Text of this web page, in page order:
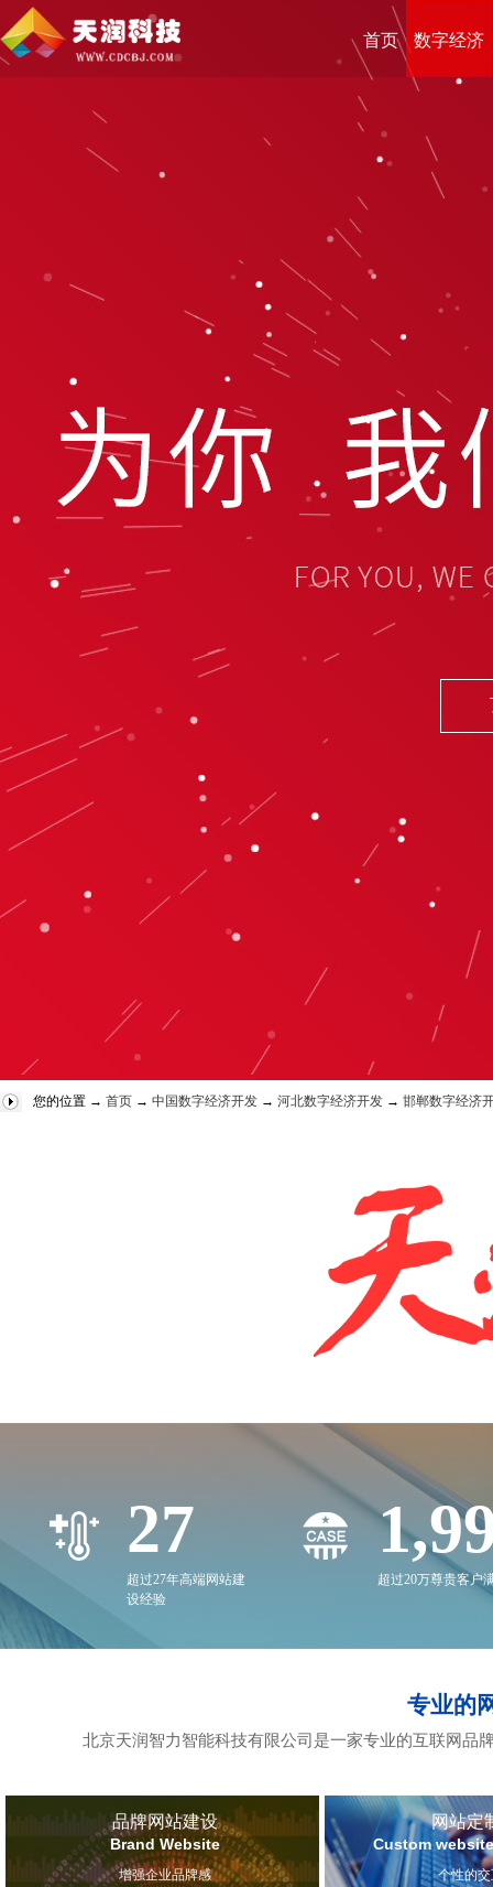
首页 数字经济
您的位置 → 首页 → 中国数字经济开发 → 河北数字经济开发 → 邯郸数字经济
27
超过27年高端网站建
设经验
超过20万尊贵客户
专业的
北京天润智力智能科技有限公司是一家专业的互联网品
品牌网站建设
Brand Website
增强企业品牌感
网站定
Custom
个性的